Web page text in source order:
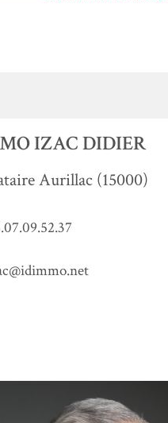
IZAC DIDIER
Aurillac (15000)